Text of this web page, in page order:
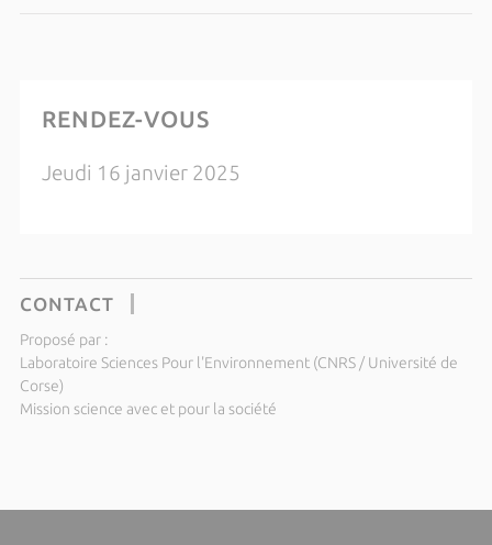
RENDEZ-VOUS
Jeudi 16 janvier 2025
CONTACT
Proposé par :
Laboratoire Sciences Pour l'Environnement (CNRS / Université de
Corse)
Mission science avec et pour la société